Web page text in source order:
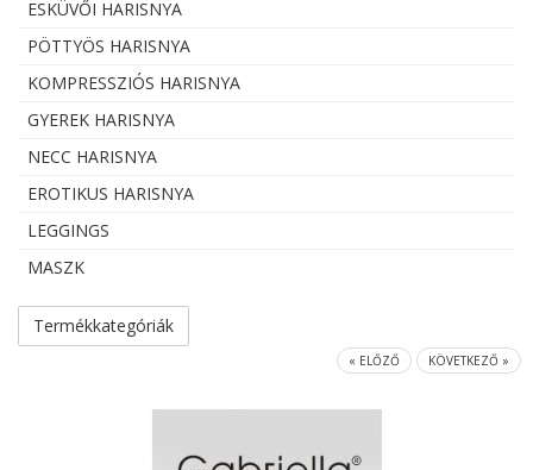
ESKÜVŐI HARISNYA
PÖTTYÖS HARISNYA
KOMPRESSZIÓS HARISNYA
GYEREK HARISNYA
NECC HARISNYA
EROTIKUS HARISNYA
LEGGINGS
MASZK
Termékkategóriák
« ELŐZŐ KÖVETKEZŐ »